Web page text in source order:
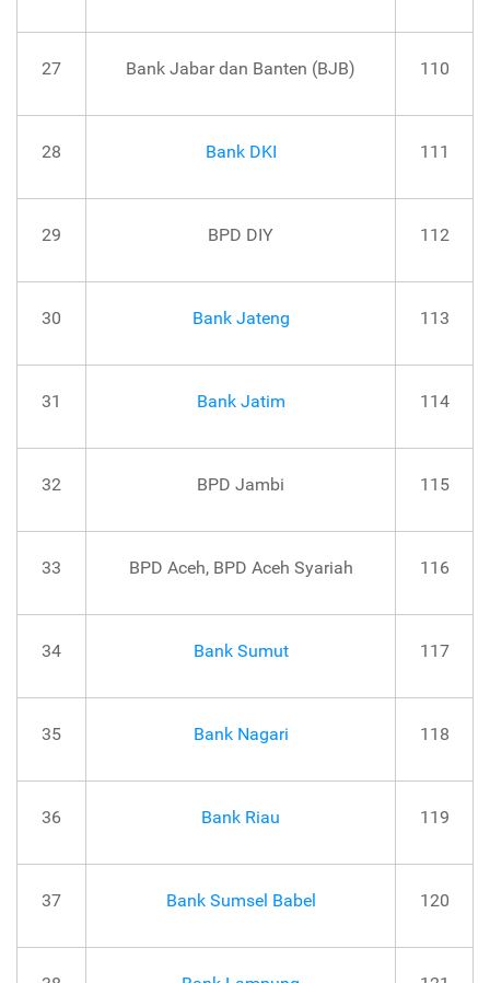
27 Bank Jabar dan Banten (BJB) 110
28 Bank DKI 111
29 BPD DIY 112
30 Bank Jateng 113
31 Bank Jatim 114
32 BPD Jambi 115
33 BPD Aceh, BPD Aceh Syariah 116
34 Bank Sumut 117
35 Bank Nagari 118
36 Bank Riau 119
37 Bank Sumsel Babel 120